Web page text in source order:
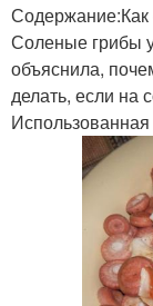
Содержание:Как
Соленые грибы
объяснила,
делать, если на
Использованная